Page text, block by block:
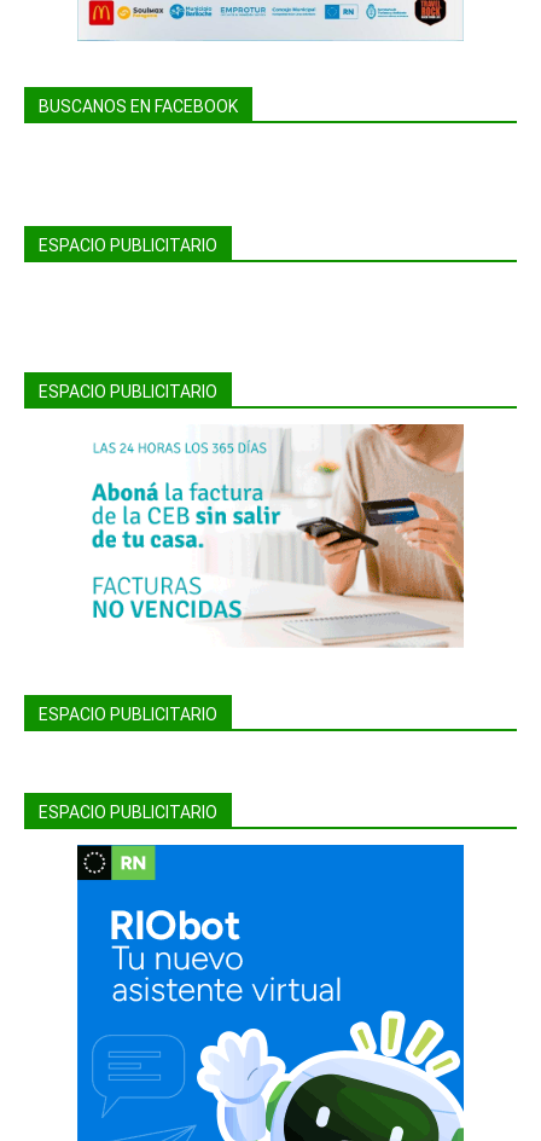
BUSCANOS EN FACEBOOK
ESPACIO PUBLICITARIO
ESPACIO PUBLICITARIO
ESPACIO PUBLICITARIO
ESPACIO PUBLICITARIO